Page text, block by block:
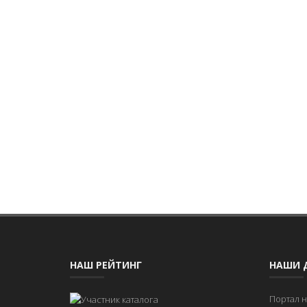
НАШ РЕЙТИНГ НАШИ
Портал